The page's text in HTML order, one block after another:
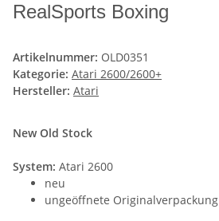
RealSports Boxing
Artikelnummer: OLD0351
Kategorie: Atari 2600/2600+
Hersteller: Atari
New Old Stock
System: Atari 2600
neu
ungeöffnete Originalverpackung